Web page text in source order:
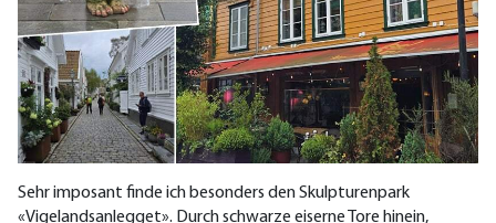
Sehr imposant finde ich besonders den Skulpturenpark
«Vigelandsanlegget». Durch schwarze eiserne Tore hinein,